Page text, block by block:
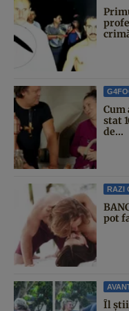
Cum
stat
de...
RAZI
pot
Îl știi